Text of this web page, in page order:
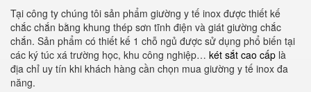
Tại công ty chúng tôi sản phẩm giường y tế inox được thiết kế
chắc chắn bằng khung thép sơn tĩnh điện và giát giường chắc
chắn. Sản phẩm có thiết kế 1 chỗ ngủ được sử dụng phổ biến tại
các ký túc xá trường học, khu công nghiệp… két sắt cao cấp là
địa chỉ uy tín khi khách hàng cần chọn mua giường y tế inox đa
năng.